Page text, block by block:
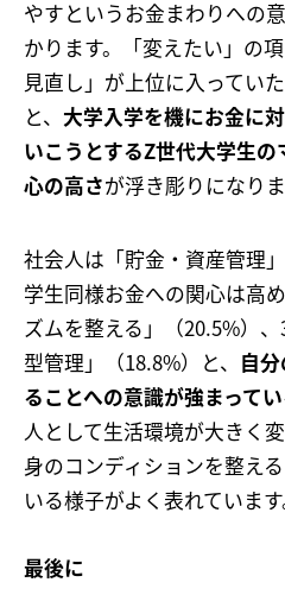
やすというお金まわりへの
かります。「変えたい」の
見直し」が上位に入ってい
と、 大学入学を機にお金に
いこうとするZ世代大学生
心の高さが浮き彫りになりま
社会人は「貯金・資産管理
学生同様お金への関心は高
ズムを整える」（20.5%）
型管理」（18.8%）と、 自
ることへの意識が強まって
人として生活環境が大きく
身のコンディションを整え
いる様子がよく表れています
最後に